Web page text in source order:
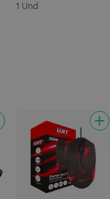
1 Und